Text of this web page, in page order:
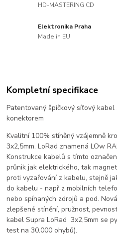
HD-MASTERING CD
Elektronika Praha
Made in EU
Kompletní specifikace
Patentovaný špičkový síťový
konektorem
Kvalitní 100% stíněný vzájemně
3x2,5mm. LoRad znamená LOw
Konstrukce kabelů s tímto
průnik jak elektrického, tak
proti vyzařování z kabelu, stejně
do kabelu - např z mobilních
nebo spínaných zdrojů a pod.
zlepšené stínění, pružnost,
kabel Supra LoRad 3x2,5mm se
test na 30.000 ohybů).